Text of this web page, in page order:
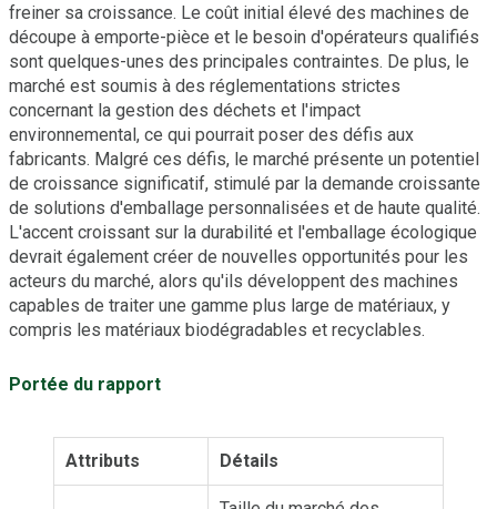
freiner sa croissance. Le coût initial élevé des machines de
découpe à emporte-pièce et le besoin d'opérateurs qualifiés
sont quelques-unes des principales contraintes. De plus, le
marché est soumis à des réglementations strictes
concernant la gestion des déchets et l'impact
environnemental, ce qui pourrait poser des défis aux
fabricants. Malgré ces défis, le marché présente un potentiel
de croissance significatif, stimulé par la demande croissante
de solutions d'emballage personnalisées et de haute qualité.
L'accent croissant sur la durabilité et l'emballage écologique
devrait également créer de nouvelles opportunités pour les
acteurs du marché, alors qu'ils développent des machines
capables de traiter une gamme plus large de matériaux, y
compris les matériaux biodégradables et recyclables.
Portée du rapport
Attributs Détails